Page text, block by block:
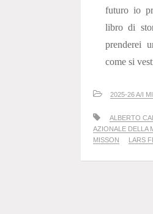
futuro io
libro di
prenderei
come si
2025-26 A/I
ALBERTO
AZIONALE DELLA
MISSON
LARS